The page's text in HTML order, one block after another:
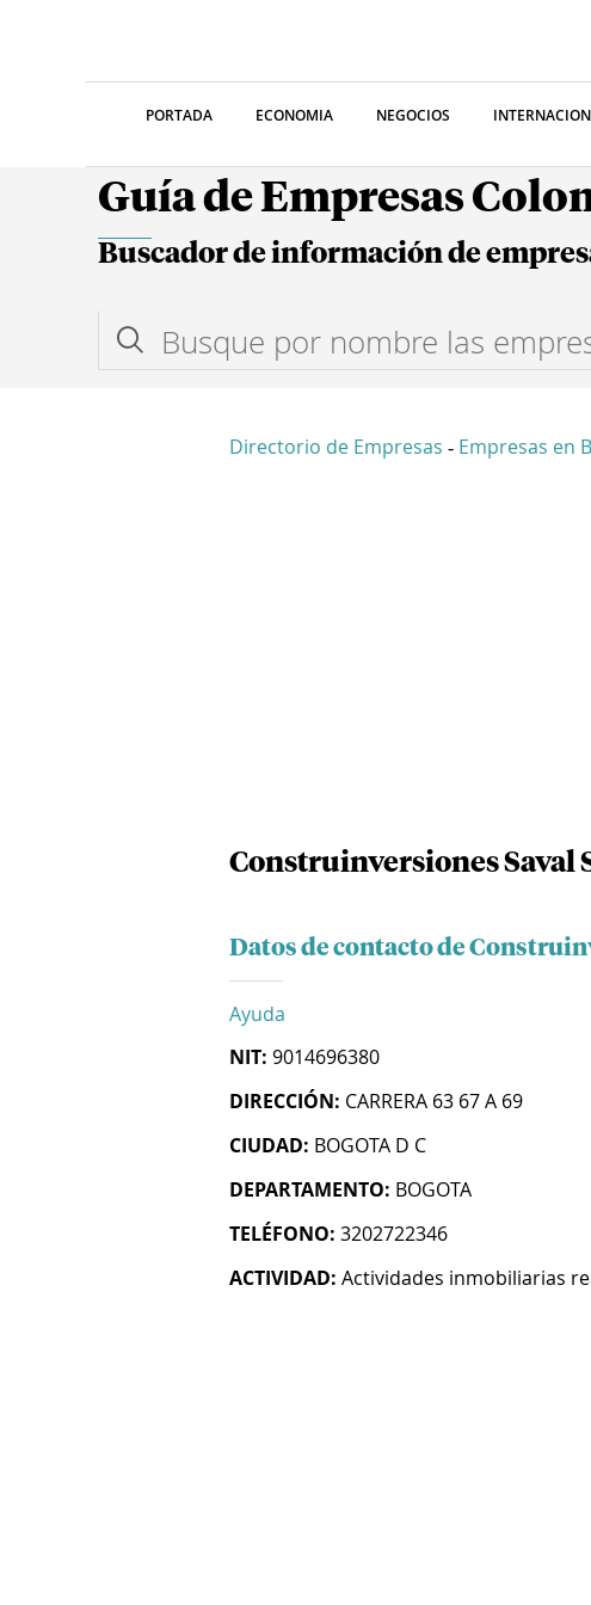
PORTADA ECONOMIA NEGOCIOS
Guía de Empresas
Buscador de información de
Directorio de Empresas - Empresas en
Construinversiones Saval
Datos de contacto de
Ayuda
NIT: 9014696380
DIRECCIÓN: CARRERA 63 67 A 69
CIUDAD: BOGOTA D C
DEPARTAMENTO: BOGOTA
TELÉFONO: 3202722346
ACTIVIDAD: Actividades inmobiliarias